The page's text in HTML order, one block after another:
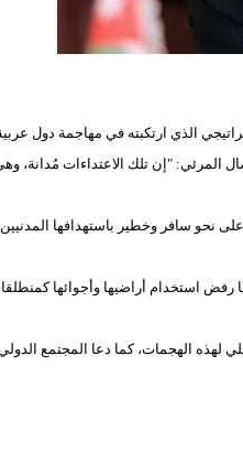
الذي ارتكبته في مهاجمة دول
المرئي: "إن تلك الاعتداءات مُدانة،
نحو سافر وخطير باستهدافها المدنيين
رفض استخدام أراضيها وأجوائها
لهذه الهجمات، كما دعا المجتمع